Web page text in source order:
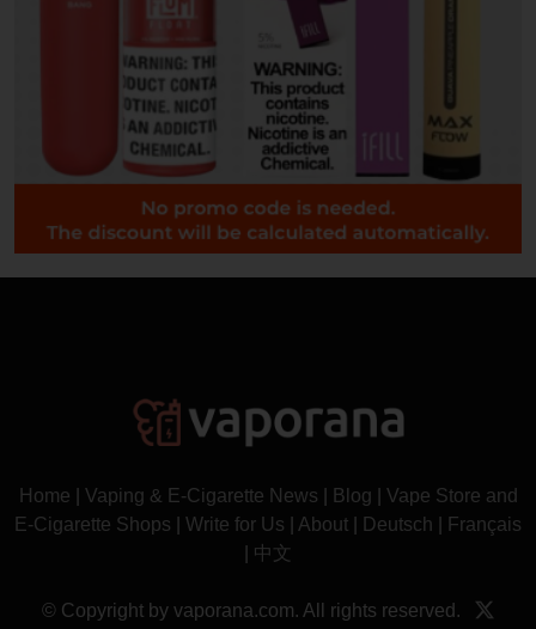
Home Vaping & E-Cigarette News Blog
Vape Store and
E-Cigarette Shops
Write for Us About Deutsch
Français
中文
© Copyright by vaporana.com. All rights reserved.